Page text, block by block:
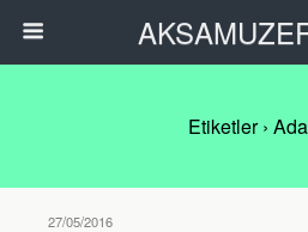
Etiketler ›
27/05/2016